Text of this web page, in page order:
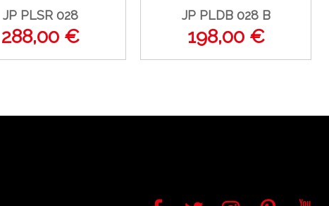
JP PLSR 028
288,00 €
JP PLDB 028 B
198,00 €